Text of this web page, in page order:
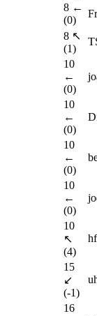
8 ←
(0)
8 ↖
(1)
10
←
(0)
10
←
(0)
10
←
(0)
10
←
(0)
10
↖
(4)
15
↙
(-1)
16